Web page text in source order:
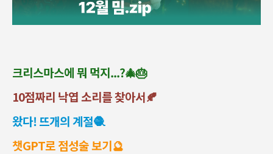
크리스마스에 뭐 먹지...?🎄🎂
10점짜리 낙엽 소리를 찾아서🍂
왔다! 뜨개의 계절🧶
챗GPT로 점성술 보기🔮